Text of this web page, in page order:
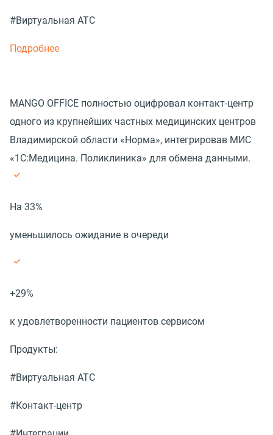
#Виртуальная АТС
Подробнее
MANGO OFFICE полностью оцифровал контакт-центр
одного из крупнейших частных медицинских центров
Владимирской области «Норма», интегрировав МИС
«1С:Медицина. Поликлиника» для обмена данными.
На 33%
уменьшилось ожидание в очереди
+29%
к удовлетворенности пациентов сервисом
Продукты:
#Виртуальная АТС
#Контакт-центр